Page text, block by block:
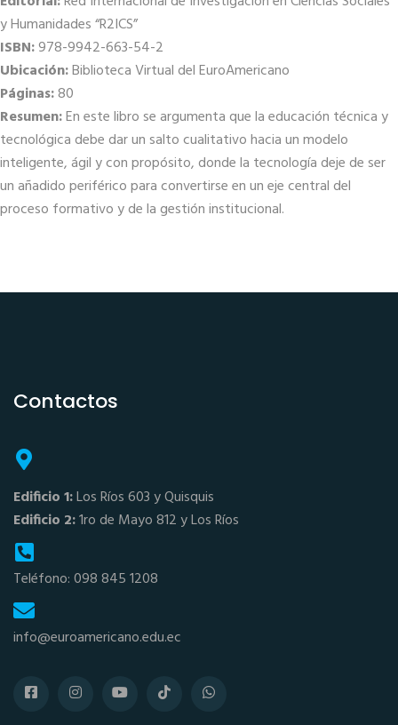
y Humanidades “R2ICS”
ISBN:978-9942-663-54-2
Ubicación:Biblioteca Virtual del EuroAmericano
Páginas:80
Resumen:En este libro se argumenta que la educación técnica y
tecnológica debe dar un salto cualitativo hacia un modelo
inteligente, ágil y con propósito, donde la tecnología deje de ser
un añadido periférico para convertirse en un eje central del
proceso formativo y de la gestión institucional.
Contactos
Edificio 1:Los Ríos 603 y Quisquis
Edificio 2:1ro de Mayo 812 y Los Ríos
Teléfono: 098 845 1208
info@euroamericano.edu.ec